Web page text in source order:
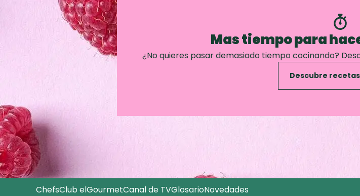
Mas tiempo para
¿No quieres pasar demasiado tiempo cocinando?
Descubre
ChefsClub elGourmetCanal de TVGlosarioNovedades